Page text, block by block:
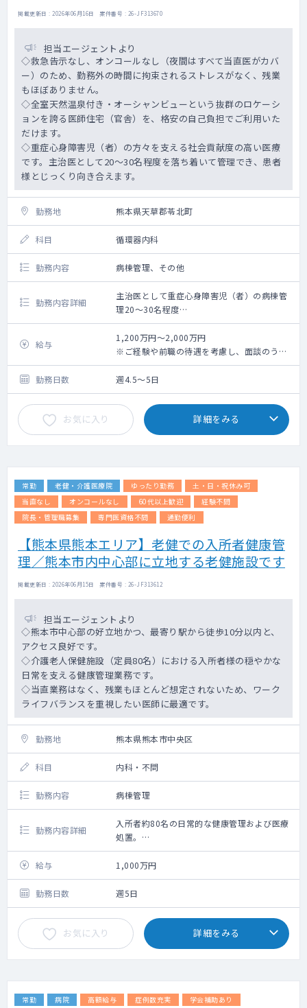
掲載更新日 : 2026年06月16日 案件番号 : 26-JF313670
担当エージェントより
◇救急告示なし、オンコールなし（夜間はすべて当直医がカバ
ー）のため、勤務外の時間に拘束されるストレスがなく、残業
もほぼありません。
◇全室天然温泉付き・オーシャンビューという抜群のロケーシ
ョンを誇る医師住宅（官舎）を、格安の自己負担でご利用いた
だけます。
◇重症心身障害児（者）の方々を支える社会貢献度の高い医療
です。主治医として20〜30名程度を落ち着いて管理でき、患者
様とじっくり向き合えます。
勤務地 熊本県天草郡苓北町
科目 循環器内科
勤務内容 病棟管理、その他
勤務内容詳細
主治医として重症心身障害児（者）の病棟管
理20〜30名程度
<概要>
・募集背景：診療体制の強化（重症心身障害
児・者の全身管理体制をより強固にするため
の増員募集）
・医師体制：常勤医師数8名、非常勤医師数
12名
・対応数：主治医制での病棟管理がメイン。
・可能な検査：心エコー、心電図、X線など
・病棟管理：施設全体の170床（医療型障害
児入所施設病床110床／療育介護病床60床）
・当直：月2回以上
・オンコール有無：なし（夜間のファースト
コールは当直医がすべて対応するため、自宅
・手当：当直手当別途支給
■福利・厚生について
・社会保険完備（健康保険、厚生年金、雇用
保険、労災保険）
ャンビューのアパート・官舎を格安で利用可
能）
内、参加時は有給扱い）
・赴任手当あり（引越し費用支給、法人規定
の上限あり）
・退職金制度あり
給与
1,200万円～2,000万円
※ご経験や前職の待遇を考慮し、面談のうえ
決定
勤務日数
週4.5～5日
お気に入り 詳細をみる
常勤 老健・介護医療院 ゆったり勤務
土・日・祝休み可
当直なし
オンコールなし 60代以上歓迎
経験不問
院長・管理職募集
専門医資格不問 通勤便利
【熊本県熊本エリア】老健での入所者健康管
理／熊本市内中心部に立地する老健施設です
掲載更新日 : 2026年06月15日 案件番号 : 26-JF313612
担当エージェントより
◇熊本市中心部の好立地かつ、最寄り駅から徒歩10分以内と、
アクセス良好です。
◇介護老人保健施設（定員80名）における入所者様の穏やかな
日常を支える健康管理業務です。
◇当直業務はなく、残業もほとんど想定されないため、ワーク
ライフバランスを重視したい医師に最適です。
勤務地 熊本県熊本市中央区
科目 内科・不問
勤務内容 病棟管理
勤務内容詳細
入所者約80名の日常的な健康管理および医療
処置。
<概要>
・募集背景：常勤医師の負担軽減
・医師体制：常勤医師1名体制
・対応数：入所者約80名の日常的な健康管理
および医療処置。
・病棟管理：老健入所棟（定員80名）の管
理。（施設医師として全体を統括）
・当直：無し
・無料駐車場あり
給与 1,000万円
勤務日数 週5日
お気に入り 詳細をみる
常勤 病院 高額給与 症例数充実 学会補助あり